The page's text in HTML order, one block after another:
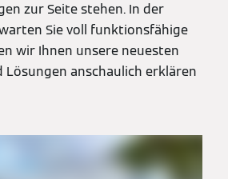
zur Seite stehen. In der
Sie voll funktionsfähige
wir Ihnen unsere neuesten
Lösungen anschaulich erklären